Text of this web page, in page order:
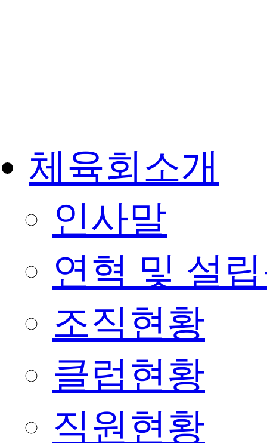
체육회소개
인사말
연혁 및 설
조직현황
클럽현황
직원현황